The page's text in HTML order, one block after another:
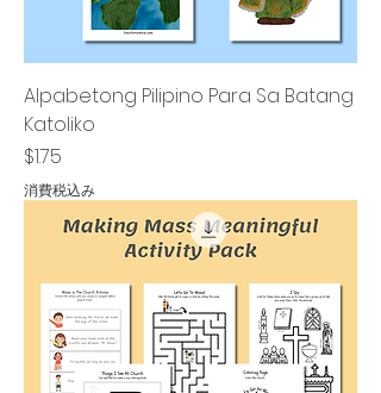
Alpabetong Pilipino Para Sa Batang
Katoliko
価格
$1.75
消費税込み